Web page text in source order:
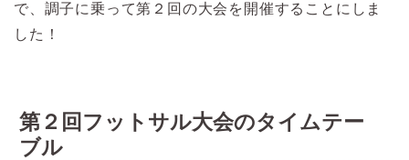
で、調子に乗って第２回の大会を開催することにしま
した！
第２ 回フットサル大会のタイムテー
ブル